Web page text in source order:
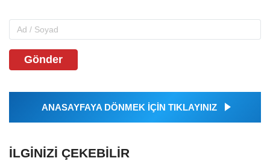
Gönder
ANASAYFAYA DÖNMEK İÇİN TIKLAYINIZ
İLGINIZI ÇEKEBILIR